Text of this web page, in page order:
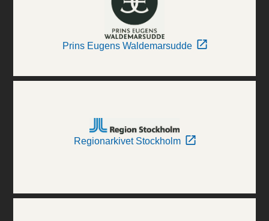
Prins Eugens Waldemarsudde
Regionarkivet Stockholm